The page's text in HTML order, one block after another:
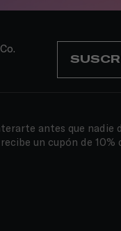
antes que nadie
un cupón de 10%